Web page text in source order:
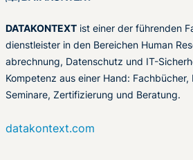
DATAKONTEXT ist einer der führenden
dienstleister in den Bereichen Human
abrechnung, Datenschutz und IT-
Kompetenz aus einer Hand:
Seminare, Zertifizierung und Beratung.
datakontext.com